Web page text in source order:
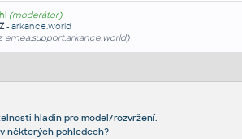
(moderátor)
- arkance.world
emea.support.arkance.world)
hladin pro model/rozvržení.
některých pohledech?